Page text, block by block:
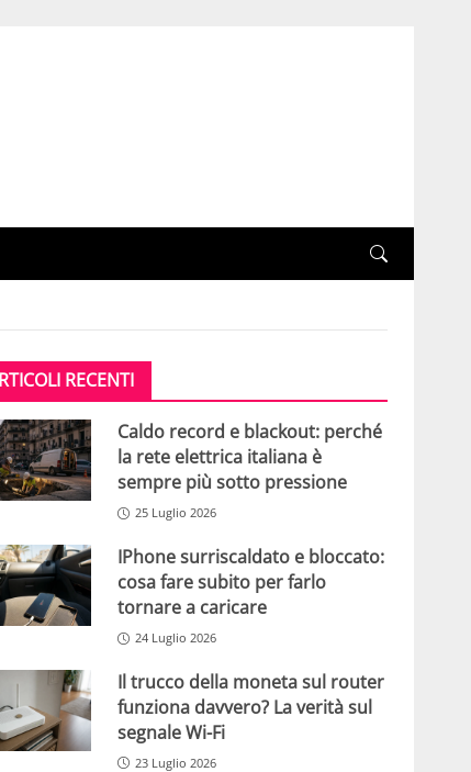
RECENTI
Caldo record e blackout: perché
la rete elettrica italiana è
sempre più sotto pressione
25 Luglio 2026
IPhone surriscaldato e bloccato:
cosa fare subito per farlo
tornare a caricare
24 Luglio 2026
Il trucco della moneta sul router
funziona davvero? La verità sul
segnale Wi-Fi
23 Luglio 2026